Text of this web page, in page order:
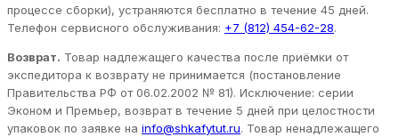
процессе сборки), устраняются бесплатно в течение 45 дней.
Телефон сервисного обслуживания: +7 (812) 454-62-28.
Возврат. Товар надлежащего качества после приёмки от
экспедитора к возврату не принимается (постановление
Правительства РФ от 06.02.2002 № 81). Исключение: серии
Эконом и Премьер, возврат в течение 5 дней при целостности
упаковок по заявке на info@shkafytut.ru. Товар ненадлежащего